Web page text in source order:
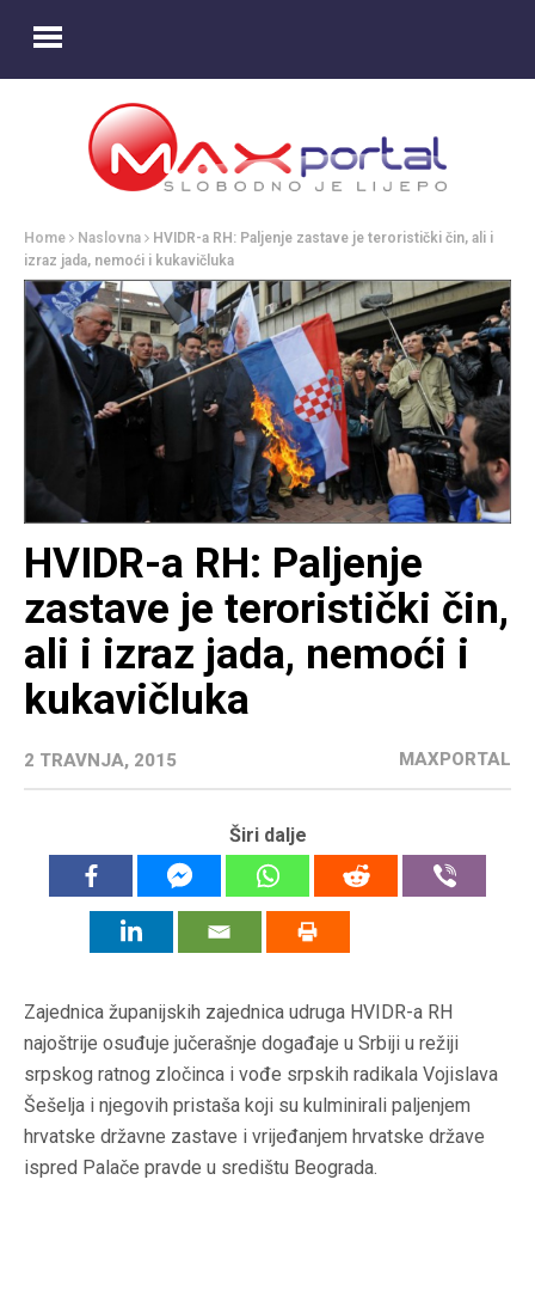
Home Naslovna
HVIDR-a RH: Paljenje zastave je teroristički čin, ali i
izraz jada, nemoći i kukavičluka
HVIDR-a RH: Paljenje
zastave je teroristički čin,
ali i izraz jada, nemoći i
kukavičluka
2 TRAVNJA, 2015 MAXPORTAL
Širi dalje
Zajednica županijskih zajednica udruga HVIDR-a RH
najoštrije osuđuje jučerašnje događaje u Srbiji u režiji
srpskog ratnog zločinca i vođe srpskih radikala Vojislava
Šešelja i njegovih pristaša koji su kulminirali paljenjem
hrvatske državne zastave i vrijeđanjem hrvatske države
ispred Palače pravde u središtu Beograda.